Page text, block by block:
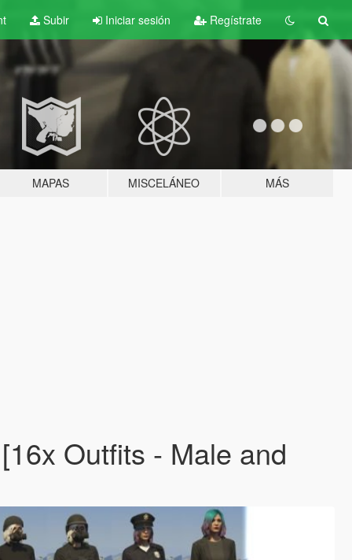
Subir Iniciar sesión Regístrate
MAPAS MISCELÁNEO MÁS
Outfits - Male and